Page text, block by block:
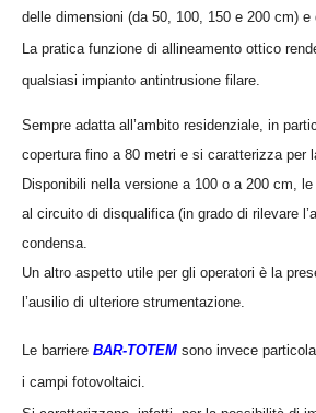
delle dimensioni (da 50, 100, 150 e 200 cm) e
La pratica funzione di allineamento ottico
qualsiasi impianto antintrusione filare.
Sempre adatta all’ambito residenziale, in
copertura fino a 80 metri e si caratterizza per
Disponibili nella versione a 100 o a 200 cm,
al circuito di disqualifica (in grado di rilevare
condensa.
Un altro aspetto utile per gli operatori è la
l’ausilio di ulteriore strumentazione.
Le barriere BAR-TOTEM sono invece
i campi fotovoltaici.